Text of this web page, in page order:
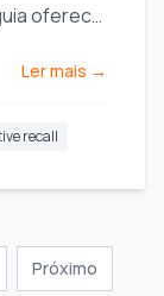
oferece
Ler mais →
recall
Próximo